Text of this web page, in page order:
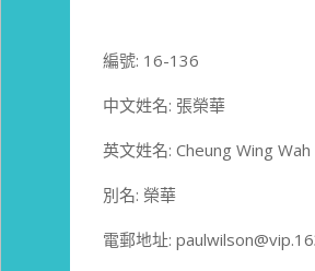
編號: 16-136
中文姓名: 張榮華
英文姓名: Cheung Wing Wah
別名: 榮華
電郵地址: